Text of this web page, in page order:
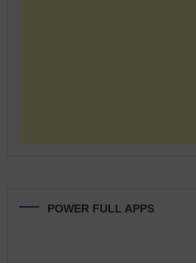
POWER FULL APPS